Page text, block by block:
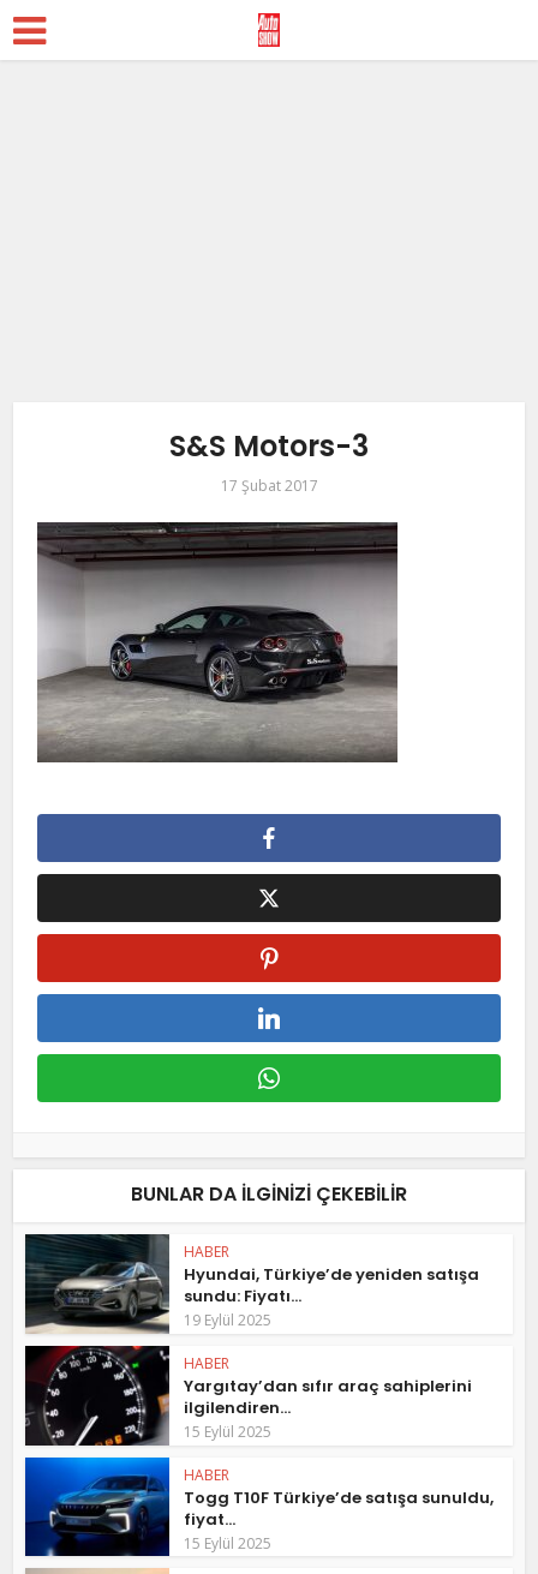
S&S Motors-3
17 Şubat 2017
BUNLAR DA ILGINIZI ÇEKEBILIR
HABER
Hyundai, Türkiye’de yeniden satışa
sundu: Fiyatı...
19 Eylül 2025
HABER
Yargıtay’dan sıfır araç sahiplerini
ilgilendiren...
15 Eylül 2025
HABER
Togg T10F Türkiye’de satışa sunuldu,
fiyat...
15 Eylül 2025